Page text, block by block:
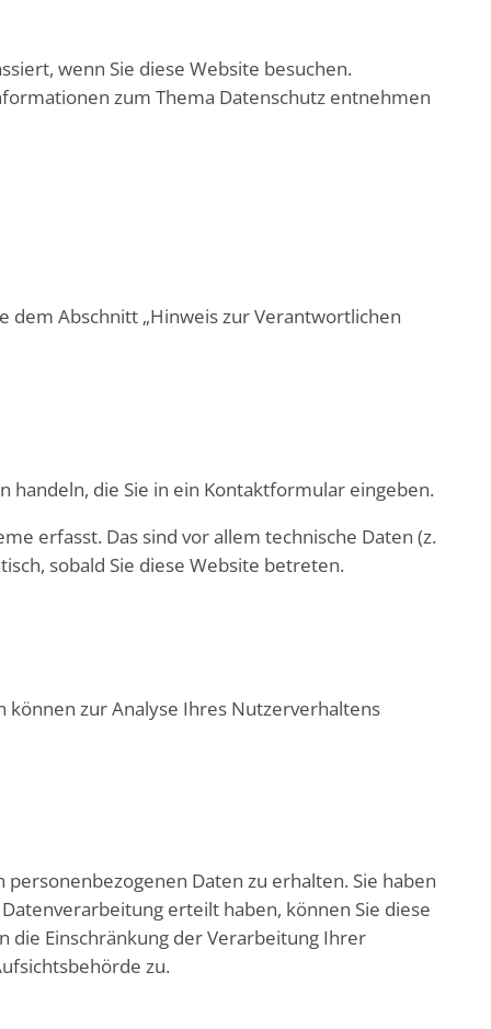
wenn Sie diese Website besuchen.
zum Thema Datenschutz entnehmen
Abschnitt „Hinweis zur Verantwortlichen
handeln, die Sie in ein Kontaktformular eingeben.
erfasst. Das sind vor allem technische Daten (z.
sobald Sie diese Website betreten.
zur Analyse Ihres Nutzerverhaltens
Daten zu erhalten. Sie haben
erteilt haben, können Sie diese
Einschränkung der Verarbeitung Ihrer
zu.